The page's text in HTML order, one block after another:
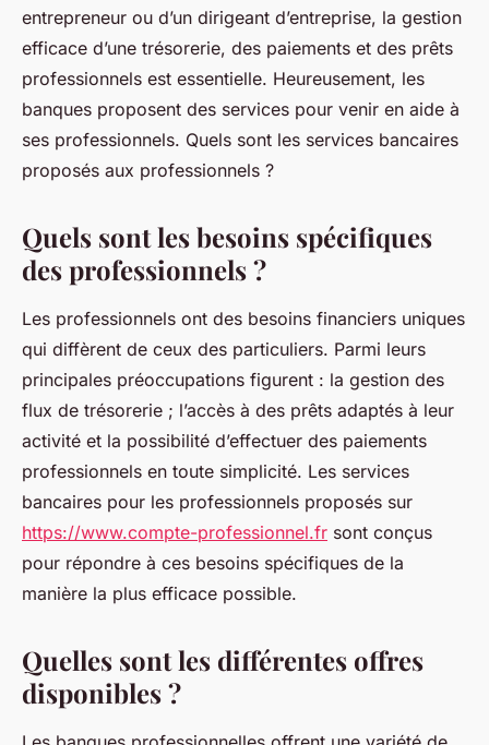
jean•21 septembre 2023•2 min de lecture
entrepreneur ou d’un dirigeant d’entreprise, la gestion
efficace d’une trésorerie, des paiements et des prêts
professionnels est essentielle. Heureusement, les
banques proposent des services pour venir en aide à
ses professionnels. Quels sont les services bancaires
proposés aux professionnels ?
Quels sont les besoins spécifiques
des professionnels ?
Les professionnels ont des besoins financiers uniques
qui diffèrent de ceux des particuliers. Parmi leurs
principales préoccupations figurent : la gestion des
flux de trésorerie ; l’accès à des prêts adaptés à leur
activité et la possibilité d’effectuer des paiements
professionnels en toute simplicité. Les services
bancaires pour les professionnels proposés sur
https://www.compte-professionnel.fr sont conçus
pour répondre à ces besoins spécifiques de la
manière la plus efficace possible.
Quelles sont les différentes offres
disponibles ?